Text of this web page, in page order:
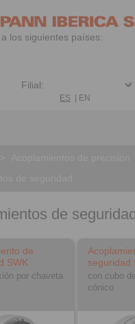
los siguientes países:
ES EN
de
de
SWK
por chaveta
seguridad
con cubo
cónico